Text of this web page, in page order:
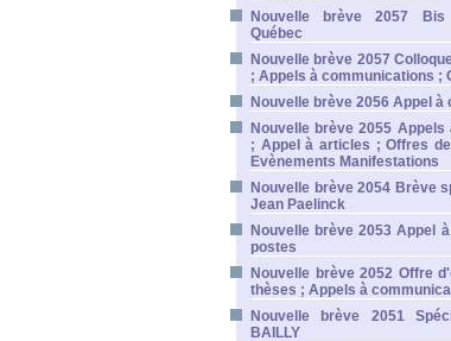
Nouvelle brève 2057 Bis
Québec
Nouvelle brève 2057
; Appels à communications ;
Nouvelle brève 2056 Appel à
Nouvelle brève 2055
; Appel à articles ; Offres
Evènements Manifestations
Nouvelle brève 2054 Brève
Jean Paelinck
Nouvelle brève 2053 Appel
postes
Nouvelle brève 2052 Offre
thèses ; Appels à
Nouvelle brève 2051
BAILLY